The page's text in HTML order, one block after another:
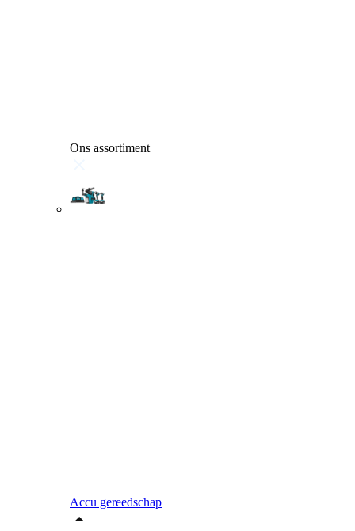
Ons assortiment
Accu gereedschap